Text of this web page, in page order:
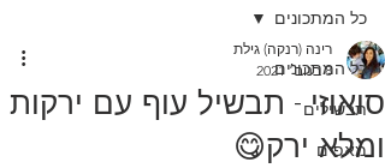
כל המתכונים
תבשילים
מאפים
כל המתכונים
סואוזי - תבשיל עוף עם ירקות
ומלא ירק😋
רינה (רנקה) גילת
8 בנוב׳ 2021